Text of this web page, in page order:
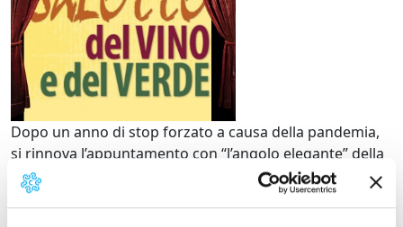
Dopo un anno di stop forzato a causa della pandemia,
si rinnova l’appuntamento con “l’angolo elegante” della
Festa del Vino di Montecarlo: dal 30 agosto al 5
settembre, sei serate con cene a tema nello splendido